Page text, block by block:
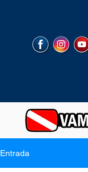
Entrada